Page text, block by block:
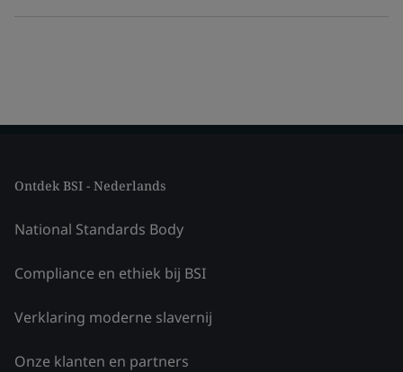
Ontdek BSI - Nederlands
National Standards Body
Compliance en ethiek bij BSI
Verklaring moderne slavernij
Onze klanten en partners